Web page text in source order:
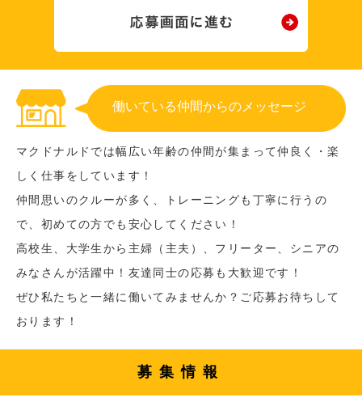
働いている仲間からのメッセージ
マクドナルドでは幅広い年齢の仲間が集まって仲良く・楽
しく仕事をしています！
仲間思いのクルーが多く、トレーニングも丁寧に行うの
で、初めての方でも安心してください！
高校生、大学生から主婦（主夫）、フリーター、シニアの
みなさんが活躍中！友達同士の応募も大歓迎です！
ぜひ私たちと一緒に働いてみませんか？ご応募お待ちして
おります！
募集情報